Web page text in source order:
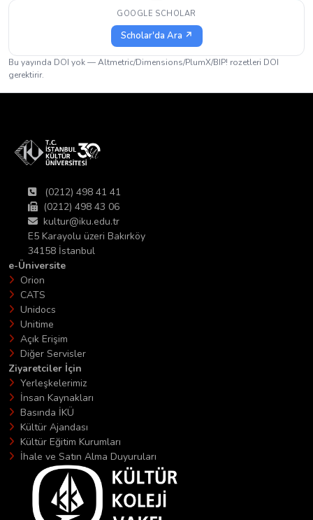
GOOGLE SCHOLAR
Scholar'da Ara ↗
Bu yayında DOI yok — Altmetric/Dimensions/PlumX/BIP! rozetleri DOI
gerektirir.
(0212) 498 41 41
(0212) 498 43 06
kultur@iku.edu.tr
E5 Karayolu üzeri Bakırköy
34158 İstanbul
e-Üniversite
Orion
CATS
Unidocs
Unitime
Açık Erişim
Diğer Servisler
Ziyaretciler İçin
Yerleşkelerimiz
İnsan Kaynakları
Basında İKÜ
Kültür Ajandası
Kültür Eğitim Kurumları
İhale ve Satın Alma Duyuruları